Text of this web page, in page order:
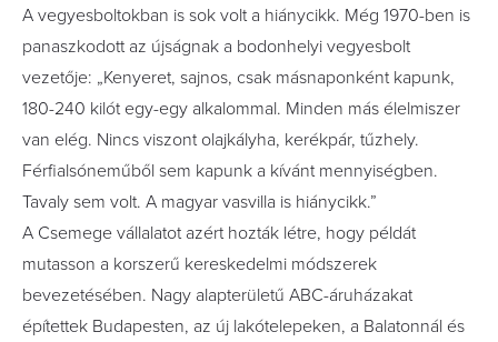
A vegyesboltokban is sok volt a hiánycikk. Még 1970-ben is
panaszkodott az újságnak a bodonhelyi vegyesbolt
vezetője: „Kenyeret, sajnos, csak másnaponként kapunk,
180-240 kilót egy-egy alkalommal. Minden más élelmiszer
van elég. Nincs viszont olajkályha, kerékpár, tűzhely.
Férfialsóneműből sem kapunk a kívánt mennyiségben.
Tavaly sem volt. A magyar vasvilla is hiánycikk.”
A Csemege vállalatot azért hozták létre, hogy példát
mutasson a korszerű kereskedelmi módszerek
bevezetésében. Nagy alapterületű ABC-áruházakat
építettek Budapesten, az új lakótelepeken, a Balatonnál és